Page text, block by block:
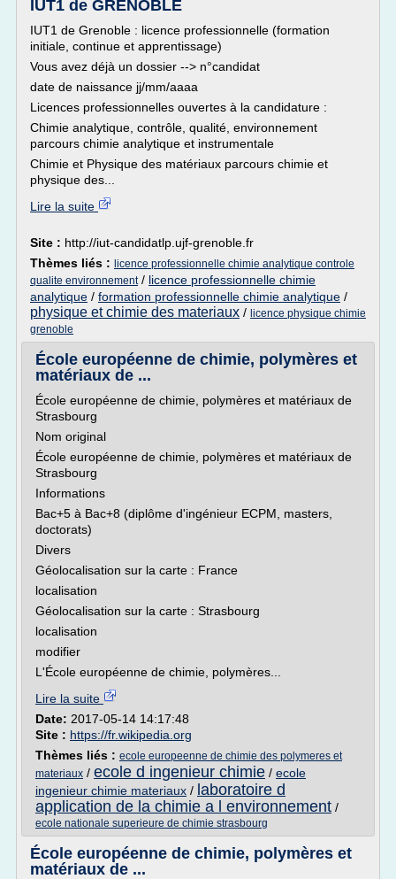
IUT1 de GRENOBLE
IUT1 de Grenoble : licence professionnelle (formation
initiale, continue et apprentissage)
Vous avez déjà un dossier --> n°candidat
date de naissance jj/mm/aaaa
Licences professionnelles ouvertes à la candidature :
Chimie analytique, contrôle, qualité, environnement
parcours chimie analytique et instrumentale
Chimie et Physique des matériaux parcours chimie et
physique des...
Lire la suite
Site : http://iut-candidatlp.ujf-grenoble.fr
Thèmes liés : licence professionnelle chimie analytique controle
qualite environnement/ licence professionnelle chimie
analytique / formation professionnelle chimie analytique /
physique et chimie des materiaux / licence physique chimie
grenoble
École européenne de chimie, polymères et
matériaux de ...
École européenne de chimie, polymères et matériaux de
Strasbourg
Nom original
École européenne de chimie, polymères et matériaux de
Strasbourg
Informations
Bac+5 à Bac+8 (diplôme d'ingénieur ECPM, masters,
doctorats)
Divers
Géolocalisation sur la carte : France
localisation
Géolocalisation sur la carte : Strasbourg
localisation
modifier
L'École européenne de chimie, polymères...
Lire la suite
Date: 2017-05-14 14:17:48
Site : https://fr.wikipedia.org
Thèmes liés : ecole europeenne de chimie des polymeres et
materiaux / ecole d ingenieur chimie / ecole
ingenieur chimie materiaux / laboratoire d
application de la chimie a l environnement /
ecole nationale superieure de chimie strasbourg
École européenne de chimie, polymères et
matériaux de ...